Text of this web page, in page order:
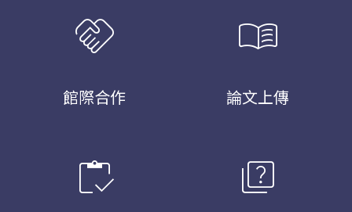
handshake
館際合作
menu_book
論文上傳
inventory quiz